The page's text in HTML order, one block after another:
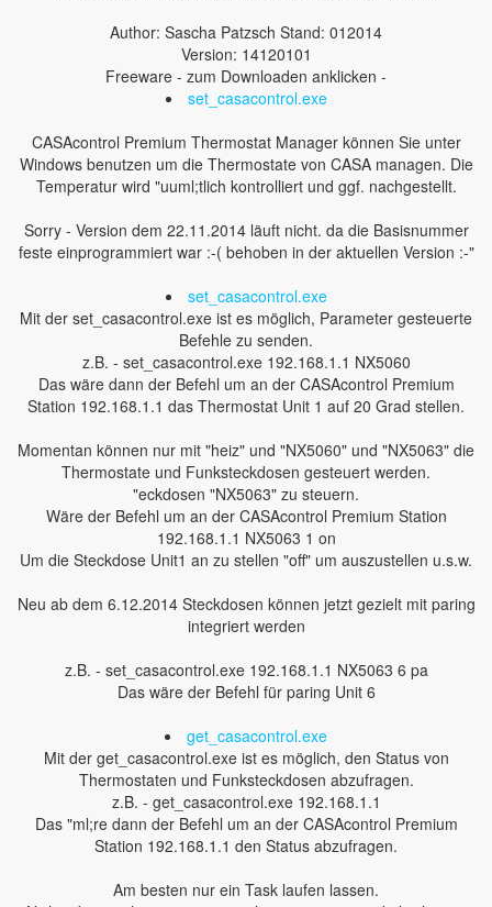
Author: Sascha Patzsch Stand: 012014
Version: 14120101
Freeware - zum Downloaden anklicken -
set_casacontrol.exe
CASAcontrol Premium Thermostat Manager können Sie unter
Windows benutzen um die Thermostate von CASA managen. Die
Temperatur wird "uuml;tlich kontrolliert und ggf. nachgestellt.
Sorry - Version dem 22.11.2014 läuft nicht. da die Basisnummer
feste einprogrammiert war :-( behoben in der aktuellen Version :-"
set_casacontrol.exe
Mit der set_casacontrol.exe ist es möglich, Parameter gesteuerte
Befehle zu senden.
z.B. - set_casacontrol.exe 192.168.1.1 NX5060
Das wäre dann der Befehl um an der CASAcontrol Premium
Station 192.168.1.1 das Thermostat Unit 1 auf 20 Grad stellen.
Momentan können nur mit "heiz" und "NX5060" und "NX5063" die
Thermostate und Funksteckdosen gesteuert werden.
"eckdosen "NX5063" zu steuern.
Wäre der Befehl um an der CASAcontrol Premium Station
192.168.1.1 NX5063 1 on
Um die Steckdose Unit1 an zu stellen "off" um auszustellen u.s.w.
Neu ab dem 6.12.2014 Steckdosen können jetzt gezielt mit paring
integriert werden
z.B. - set_casacontrol.exe 192.168.1.1 NX5063 6 pa
Das wäre der Befehl für paring Unit 6
get_casacontrol.exe
Mit der get_casacontrol.exe ist es möglich, den Status von
Thermostaten und Funksteckdosen abzufragen.
z.B. - get_casacontrol.exe 192.168.1.1
Das "ml;re dann der Befehl um an der CASAcontrol Premium
Station 192.168.1.1 den Status abzufragen.
Am besten nur ein Task laufen lassen.